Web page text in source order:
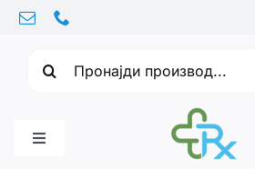
Skip
content
Toggle